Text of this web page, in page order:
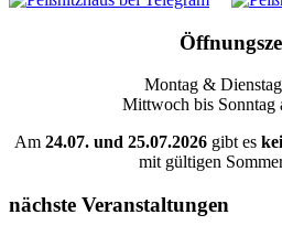
Montag &
Mittwoch bis Sonntag
Am 24.07. und 25.07.2026gibt es
mit gültigen
nächste Veranstaltungen